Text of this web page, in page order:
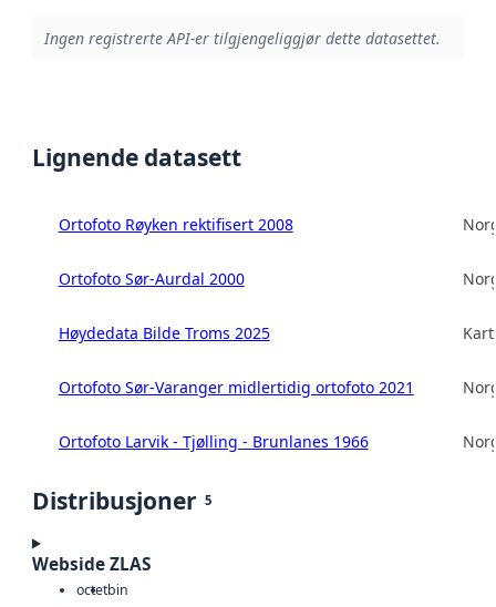
Ingen registrerte API-er tilgjengeliggjør dette datasettet.
Lignende datasett
Ortofoto Røyken rektifisert 2008
Ortofoto Sør-Aurdal 2000
Høydedata Bilde Troms 2025
Ortofoto Sør-Varanger midlertidig ortofoto 2021
Ortofoto Larvik - Tjølling - Brunlanes 1966
Distribusjoner 5
Webside ZLAS
octetbin